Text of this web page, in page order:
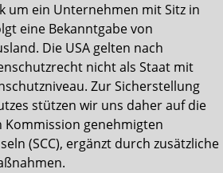
um ein Unternehmen mit Sitz in
eine Bekanntgabe von
Die USA gelten nach
nicht als Staat mit
Zur Sicherstellung
stützen wir uns daher auf die
Kommission genehmigten
(SCC), ergänzt durch zusätzliche